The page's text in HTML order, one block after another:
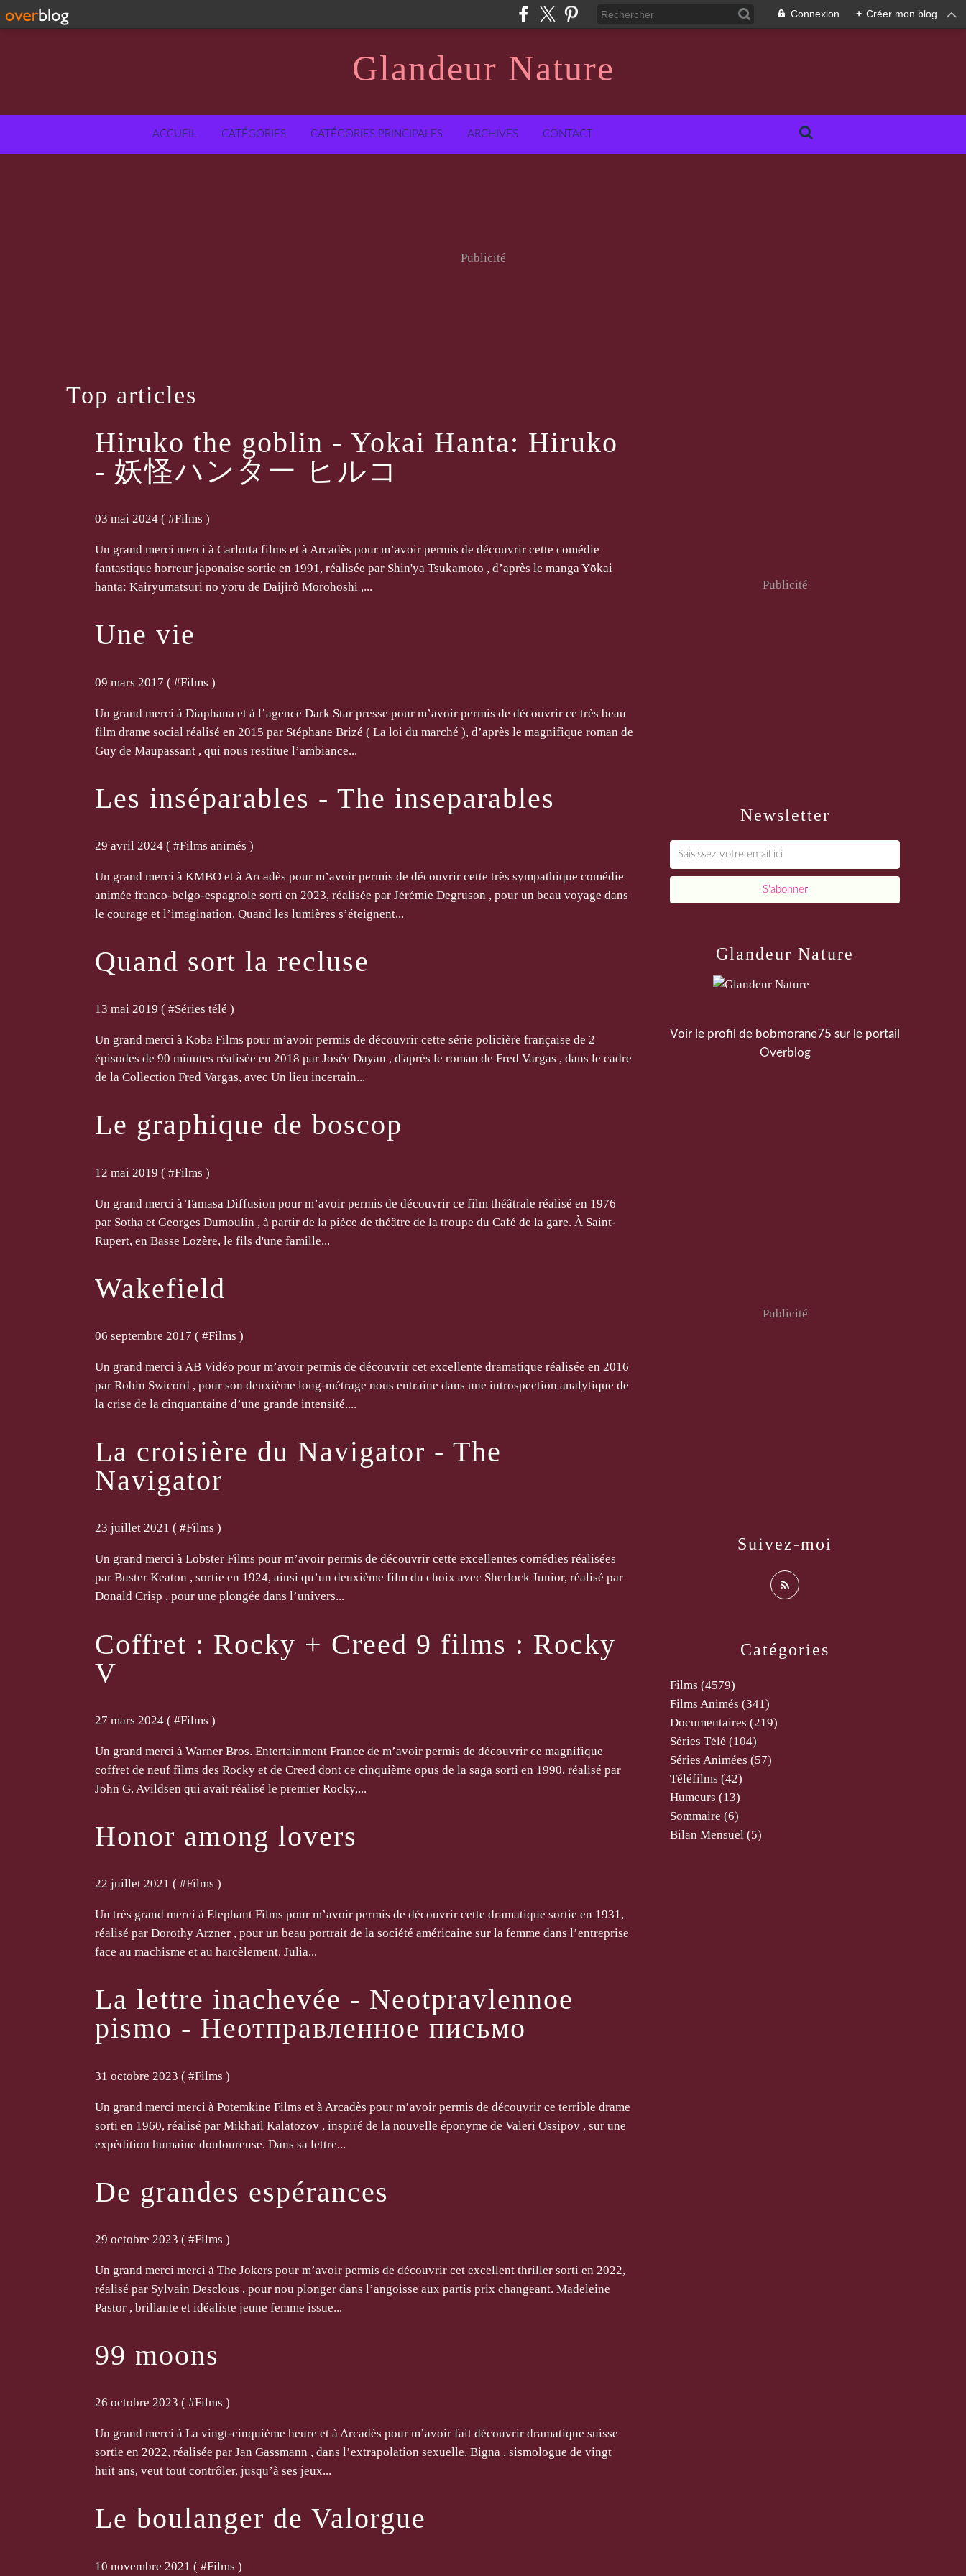
Connexion + Créer mon blog
Glandeur Nature
ACCUEIL CATÉGORIES CATÉGORIES PRINCIPALES ARCHIVES CONTACT
Publicité
Top articles
Hiruko the goblin - Yokai Hanta: Hiruko
- 妖怪ハンター ヒルコ
03 mai 2024 ( #Films )
Un grand merci merci à Carlotta films et à Arcadès pour m’avoir permis de découvrir cette comédie
fantastique horreur japonaise sortie en 1991, réalisée par Shin'ya Tsukamoto , d’après le manga Yōkai
hantā: Kairyūmatsuri no yoru de Daijirô Morohoshi ,...
Une vie
09 mars 2017 ( #Films )
Un grand merci à Diaphana et à l’agence Dark Star presse pour m’avoir permis de découvrir ce très beau
film drame social réalisé en 2015 par Stéphane Brizé ( La loi du marché ), d’après le magnifique roman de
Guy de Maupassant , qui nous restitue l’ambiance...
Les inséparables - The inseparables
29 avril 2024 ( #Films animés )
Un grand merci à KMBO et à Arcadès pour m’avoir permis de découvrir cette très sympathique comédie
animée franco-belgo-espagnole sorti en 2023, réalisée par Jérémie Degruson , pour un beau voyage dans
le courage et l’imagination. Quand les lumières s’éteignent...
Quand sort la recluse
13 mai 2019 ( #Séries télé )
Un grand merci à Koba Films pour m’avoir permis de découvrir cette série policière française de 2
épisodes de 90 minutes réalisée en 2018 par Josée Dayan , d'après le roman de Fred Vargas , dans le cadre
de la Collection Fred Vargas, avec Un lieu incertain...
Le graphique de boscop
12 mai 2019 ( #Films )
Un grand merci à Tamasa Diffusion pour m’avoir permis de découvrir ce film théâtrale réalisé en 1976
par Sotha et Georges Dumoulin , à partir de la pièce de théâtre de la troupe du Café de la gare. À Saint-
Rupert, en Basse Lozère, le fils d'une famille...
Wakefield
06 septembre 2017 ( #Films )
Un grand merci à AB Vidéo pour m’avoir permis de découvrir cet excellente dramatique réalisée en 2016
par Robin Swicord , pour son deuxième long-métrage nous entraine dans une introspection analytique de
la crise de la cinquantaine d’une grande intensité....
La croisière du Navigator - The
Navigator
23 juillet 2021 ( #Films )
Un grand merci à Lobster Films pour m’avoir permis de découvrir cette excellentes comédies réalisées
par Buster Keaton , sortie en 1924, ainsi qu’un deuxième film du choix avec Sherlock Junior, réalisé par
Donald Crisp , pour une plongée dans l’univers...
Coffret : Rocky + Creed 9 films : Rocky
V
27 mars 2024 ( #Films )
Un grand merci à Warner Bros. Entertainment France de m’avoir permis de découvrir ce magnifique
coffret de neuf films des Rocky et de Creed dont ce cinquième opus de la saga sorti en 1990, réalisé par
John G. Avildsen qui avait réalisé le premier Rocky,...
Honor among lovers
22 juillet 2021 ( #Films )
Un très grand merci à Elephant Films pour m’avoir permis de découvrir cette dramatique sortie en 1931,
réalisé par Dorothy Arzner , pour un beau portrait de la société américaine sur la femme dans l’entreprise
face au machisme et au harcèlement. Julia...
La lettre inachevée - Neotpravlennoe
pismo - Неотправленное письмо
31 octobre 2023 ( #Films )
Un grand merci merci à Potemkine Films et à Arcadès pour m’avoir permis de découvrir ce terrible drame
sorti en 1960, réalisé par Mikhaïl Kalatozov , inspiré de la nouvelle éponyme de Valeri Ossipov , sur une
expédition humaine douloureuse. Dans sa lettre...
De grandes espérances
29 octobre 2023 ( #Films )
Un grand merci merci à The Jokers pour m’avoir permis de découvrir cet excellent thriller sorti en 2022,
réalisé par Sylvain Desclous , pour nou plonger dans l’angoisse aux partis prix changeant. Madeleine
Pastor , brillante et idéaliste jeune femme issue...
99 moons
26 octobre 2023 ( #Films )
Un grand merci à La vingt-cinquième heure et à Arcadès pour m’avoir fait découvrir dramatique suisse
sortie en 2022, réalisée par Jan Gassmann , dans l’extrapolation sexuelle. Bigna , sismologue de vingt
huit ans, veut tout contrôler, jusqu’à ses jeux...
Le boulanger de Valorgue
10 novembre 2021 ( #Films )
Newsletter
Publicité
Catégories
Films (4579)
Films Animés (341)
Documentaires (219)
Séries Télé (104)
Séries Animées (57)
Téléfilms (42)
Humeurs (13)
Sommaire (6)
Bilan Mensuel (5)
Glandeur Nature
Voir le profil de bobmorane75 sur le portail
Overblog
Suivez-moi
Publicité